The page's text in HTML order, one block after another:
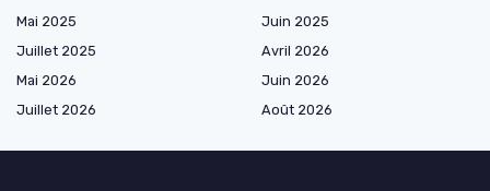
Mai 2025
Juin 2025
Juillet 2025
Avril 2026
Mai 2026
Juin 2026
Juillet 2026
Août 2026